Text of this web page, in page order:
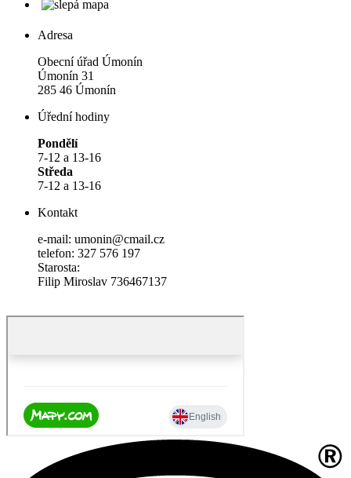
Adresa
Obecní úřad Úmonín
Úmonín 31
285 46 Úmonín
Úřední hodiny
Pondělí
7-12 a 13-16
Středa
7-12 a 13-16
Kontakt
e-mail: umonin@cmail.cz
telefon: 327 576 197
Starosta:
Filip Miroslav 736467137